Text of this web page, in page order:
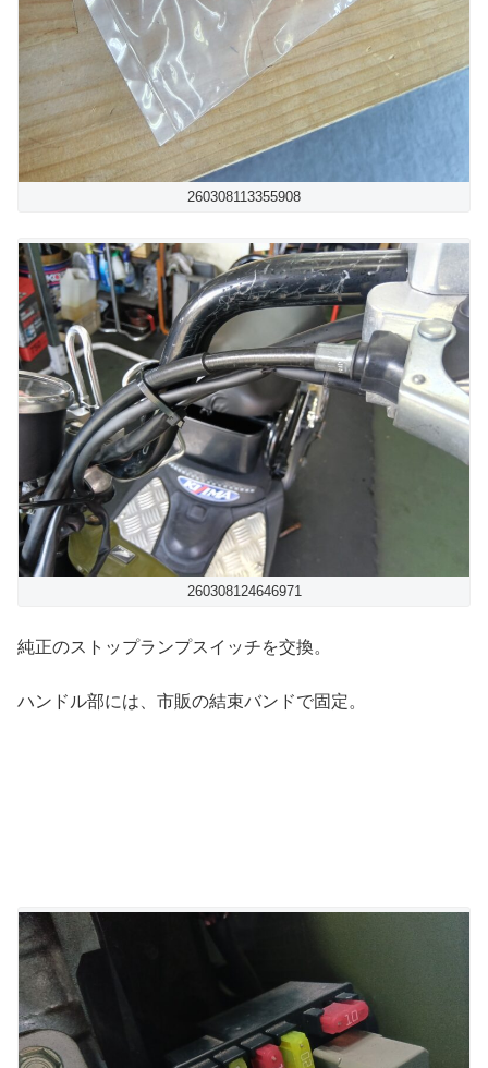
260308113355908
260308124646971
純正のストップランプスイッチを交換。
ハンドル部には、市販の結束バンドで固定。